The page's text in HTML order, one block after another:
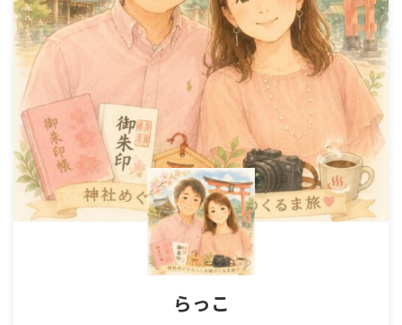
らっこ